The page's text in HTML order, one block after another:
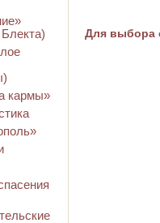
кармы»
Для выбора